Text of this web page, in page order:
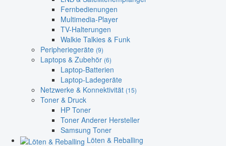
Fernbedienungen
Multimedia-Player
TV-Halterungen
Walkie Talkies & Funk
Peripheriegeräte (9)
Laptops & Zubehör (6)
Laptop-Batterien
Laptop-Ladegeräte
Netzwerke & Konnektivität (15)
Toner & Druck
HP Toner
Toner Anderer Hersteller
Samsung Toner
Löten & Reballing